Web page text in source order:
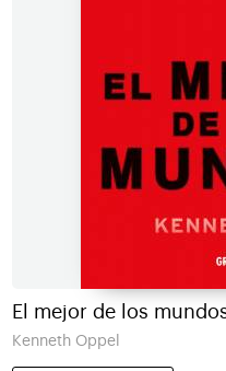
El mejor de los
Kenneth Oppel